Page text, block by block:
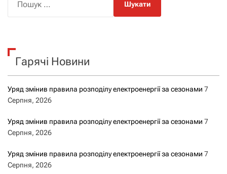
г
ц
і
я
з
з
к
Гарячі Новини
Уряд змінив правила розподілу електроенергії за сезонами 7
Серпня, 2026
Уряд змінив правила розподілу електроенергії за сезонами 7
Серпня, 2026
Уряд змінив правила розподілу електроенергії за сезонами 7
Серпня, 2026